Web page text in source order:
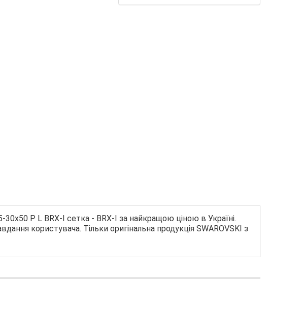
P L BRX-I сетка - BRX-I за найкращою ціною в Україні.
користувача. Тільки оригінальна продукція SWAROVSKI з